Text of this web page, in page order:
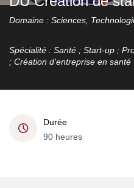
Domaine : Sciences,
Spécialité : Santé ; Start-up ;
; Création d'entreprise en santé
Durée
90 heures